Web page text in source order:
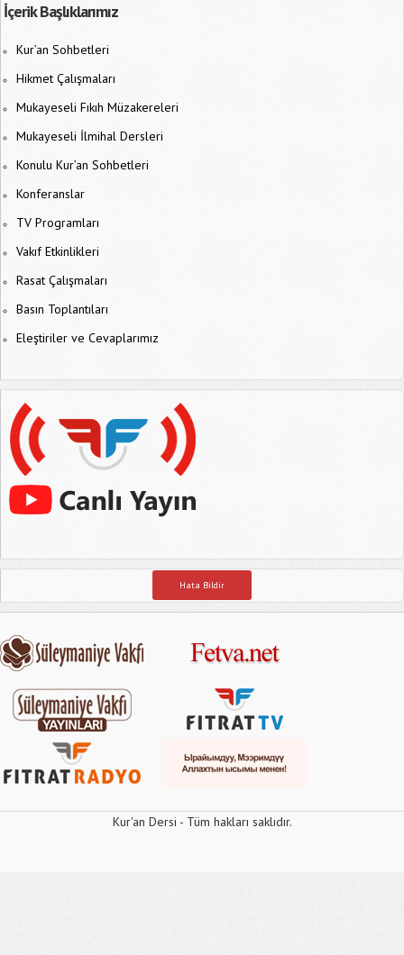
İçerik Başlıklarımız
Kur’an Sohbetleri
Hikmet Çalışmaları
Mukayeseli Fıkıh Müzakereleri
Mukayeseli İlmihal Dersleri
Konulu Kur’an Sohbetleri
Konferanslar
TV Programları
Vakıf Etkinlikleri
Rasat Çalışmaları
Basın Toplantıları
Eleştiriler ve Cevaplarımız
Hata Bildir
Kur'an Dersi - Tüm hakları saklıdır.